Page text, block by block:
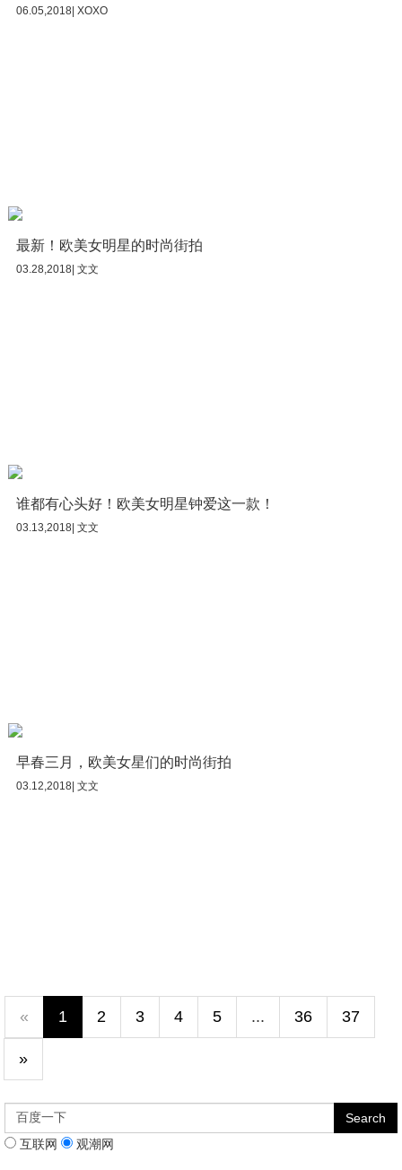
06.05,2018| XOXO
最新！欧美女明星的时尚街拍
03.28,2018| 文文
谁都有心头好！欧美女明星钟爱这一款！
03.13,2018| 文文
早春三月，欧美女星们的时尚街拍
03.12,2018| 文文
« 1 2 3 4 5 ... 36 37
»
互联网 观潮网